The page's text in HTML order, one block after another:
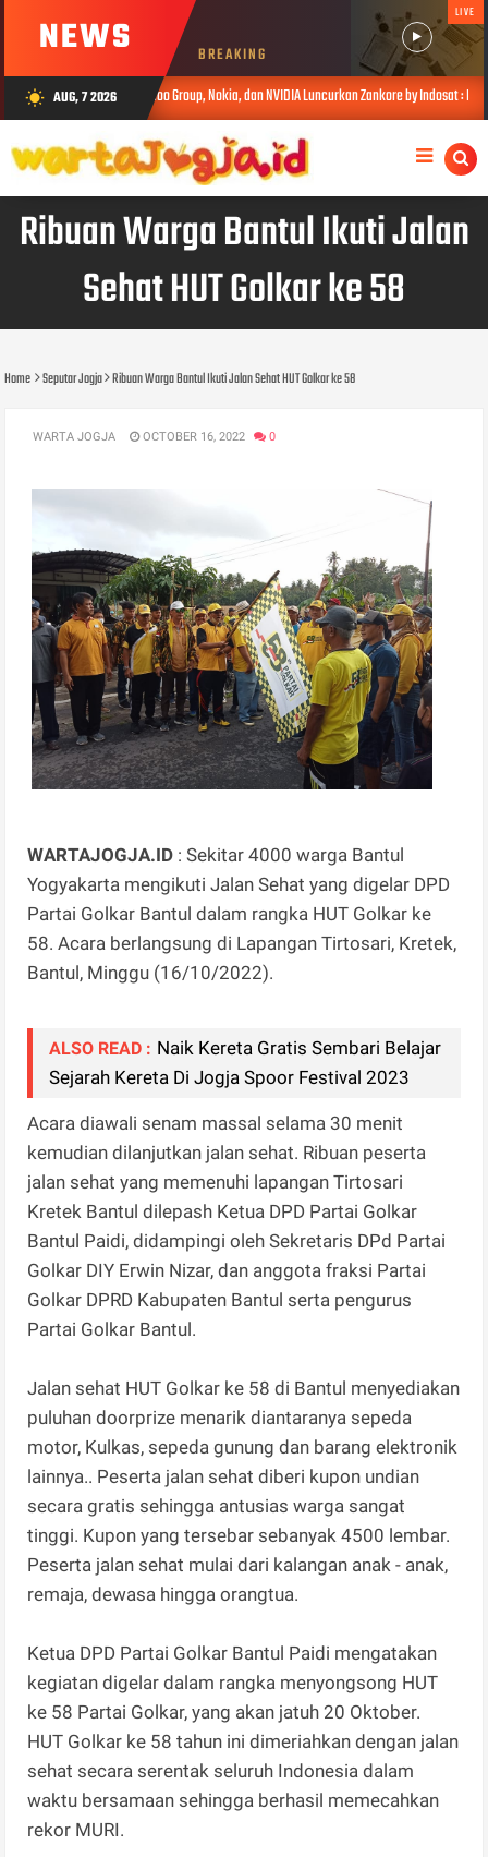
NEWS BREAKING
LIVE
wb_sunny AUG, 7 2026
Indosat, Ooredoo Group, Nokia, dan NVIDIA Luncurkan Zankore by Indosat : Platform
Ribuan Warga Bantul Ikuti Jalan
Sehat HUT Golkar ke 58
Home Seputar Jogja Ribuan Warga Bantul Ikuti Jalan Sehat HUT Golkar ke 58
WARTA JOGJA OCTOBER 16, 2022 0
WARTAJOGJA.ID : Sekitar 4000 warga Bantul
Yogyakarta mengikuti Jalan Sehat yang digelar DPD
Partai Golkar Bantul dalam rangka HUT Golkar ke
58. Acara berlangsung di Lapangan Tirtosari, Kretek,
Bantul, Minggu (16/10/2022).
ALSO READ : Naik Kereta Gratis Sembari Belajar
Sejarah Kereta Di Jogja Spoor Festival 2023
Acara diawali senam massal selama 30 menit
kemudian dilanjutkan jalan sehat. Ribuan peserta
jalan sehat yang memenuhi lapangan Tirtosari
Kretek Bantul dilepash Ketua DPD Partai Golkar
Bantul Paidi, didampingi oleh Sekretaris DPd Partai
Golkar DIY Erwin Nizar, dan anggota fraksi Partai
Golkar DPRD Kabupaten Bantul serta pengurus
Partai Golkar Bantul.
Jalan sehat HUT Golkar ke 58 di Bantul menyediakan
puluhan doorprize menarik diantaranya sepeda
motor, Kulkas, sepeda gunung dan barang elektronik
lainnya.. Peserta jalan sehat diberi kupon undian
secara gratis sehingga antusias warga sangat
tinggi. Kupon yang tersebar sebanyak 4500 lembar.
Peserta jalan sehat mulai dari kalangan anak - anak,
remaja, dewasa hingga orangtua.
Ketua DPD Partai Golkar Bantul Paidi mengatakan
kegiatan digelar dalam rangka menyongsong HUT
ke 58 Partai Golkar, yang akan jatuh 20 Oktober.
HUT Golkar ke 58 tahun ini dimeriahkan dengan jalan
sehat secara serentak seluruh Indonesia dalam
waktu bersamaan sehingga berhasil memecahkan
rekor MURI.